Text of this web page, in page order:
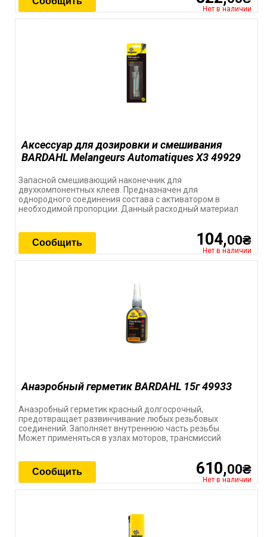
Нет в наличии
Аксессуар для дозировки и смешивания
BARDAHL Melangeurs Automatiques X3 49929
Запасной смешивающий наконечник для
двухкомпонентных клеев. Предназначен для
однородного соединения состава с активатором в
необходимой пропорции. Данный расходный материал
104,00₴
Нет в наличии
Сообщить
Анаэробный герметик BARDAHL 15г 49933
Анаэробный герметик красный долгосрочный,
предотвращает развинчивание любых резьбовых
соединений. Заполняет внутреннюю часть резьбы.
Может применяться в узлах моторов, трансмиссий
610,00₴
Нет в наличии
Сообщить